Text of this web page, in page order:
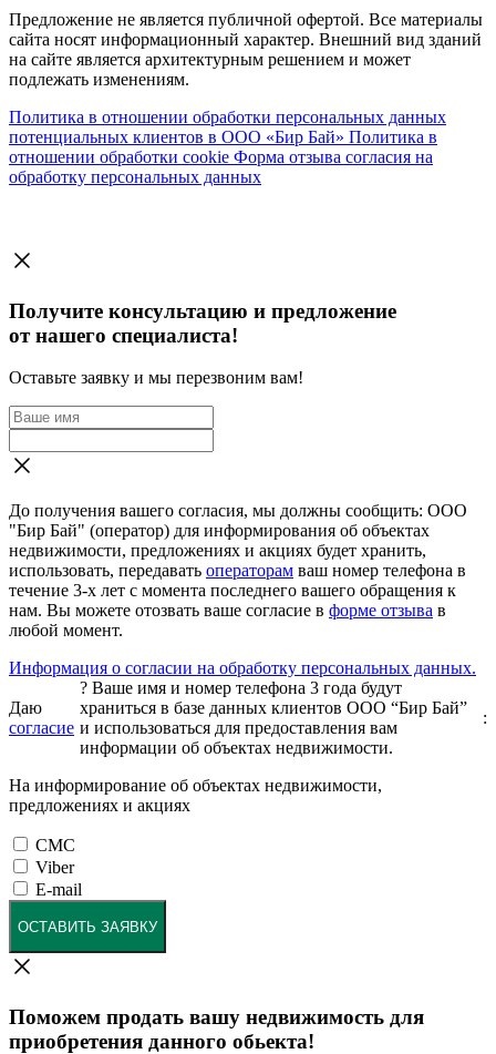
Предложение не является публичной офертой. Все материалы
сайта носят информационный характер. Внешний вид зданий
на сайте является архитектурным решением и может
подлежать изменениям.
Политика в отношении обработки персональных данных
потенциальных клиентов в ООО «Бир Бай» Политика в
отношении обработки cookie Форма отзыва согласия на
обработку персональных данных
Получите консультацию и предложение
от нашего специалиста!
Оставьте заявку и мы перезвоним вам!
До получения вашего согласия, мы должны сообщить: ООО
"Бир Бай" (оператор) для информирования об объектах
недвижимости, предложениях и акциях будет хранить,
использовать, передавать операторам ваш номер телефона в
течение 3-х лет с момента последнего вашего обращения к
нам. Вы можете отозвать ваше согласие в форме отзыва в
любой момент.
Информация о согласии на обработку персональных данных.
Даю
согласие
? Ваше имя и номер телефона 3 года будут
храниться в базе данных клиентов ООО “Бир Бай”
и использоваться для предоставления вам
информации об объектах недвижимости.
:
На информирование об объектах недвижимости,
предложениях и акциях
СМС
Viber
E-mail
ОСТАВИТЬ ЗАЯВКУ
Поможем продать вашу недвижимость для
приобретения данного обьекта!